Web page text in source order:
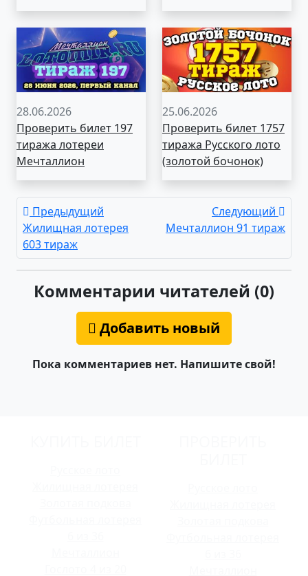
28.06.2026
Проверить билет 197
тиража лотереи
Мечталлион
25.06.2026
Проверить билет 1757
тиража Русского лото
(золотой бочонок)
Предыдущий
Жилищная лотерея
603 тираж
Следующий
Мечталлион 91 тираж
Комментарии читателей (0)
Добавить новый
Пока комментариев нет. Напишите свой!